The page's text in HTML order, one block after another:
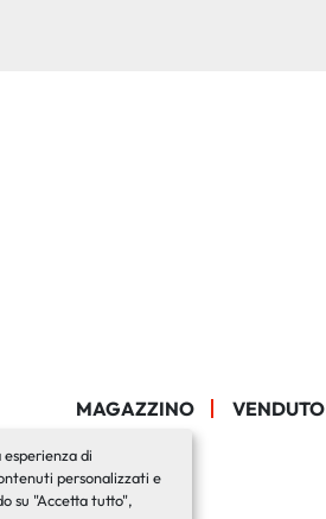
di
personalizzati e
su "Accetta tutto",
MAGAZZINO VENDUTO